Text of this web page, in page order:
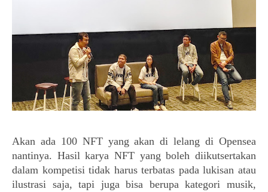
Akan ada 100 NFT yang akan di lelang di Opensea
nantinya. Hasil karya NFT yang boleh diikutsertakan
dalam kompetisi tidak harus terbatas pada lukisan atau